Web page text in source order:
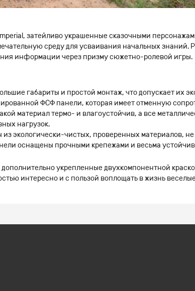
затейливо украшенные сказочными
среду для усваивания начальных знаний.
информации через призму сюжетно-ролевой игры.
габариты и простой монтаж, что допускает их
ФСФ панели, которая имеет отменную
материал термо- и влагоустойчив, а все
нагрузок.
из экологически-чистых, проверенных материалов,
оснащены прочными крепежами и весьма
укрепленные двухкомпонентной
интересно и с пользой воплощать в жизнь